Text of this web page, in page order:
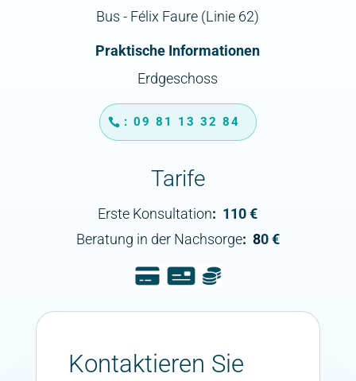
Bus - Félix Faure (Linie 62)
Praktische Informationen
Erdgeschoss
: 09 81 13 32 84
Tarife
Erste Konsultation: 110 €
Beratung in der Nachsorge: 80 €
Kontaktieren Sie